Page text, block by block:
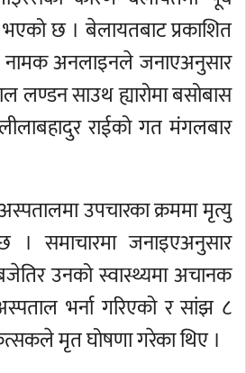
छ । बेलायतबाट प्रकाशित
नामक अनलाइनले जनाएअनुसार
लण्डन साउथ ह्यारोमा बसोबास
राईको गत मंगलबार
उपचारका क्रममा मृत्यु
समाचारमा जनाइएअनुसार
उनको स्वास्थ्यमा अचानक
भर्ना गरिएको र सांझ ८
मृत घोषणा गरेका थिए ।